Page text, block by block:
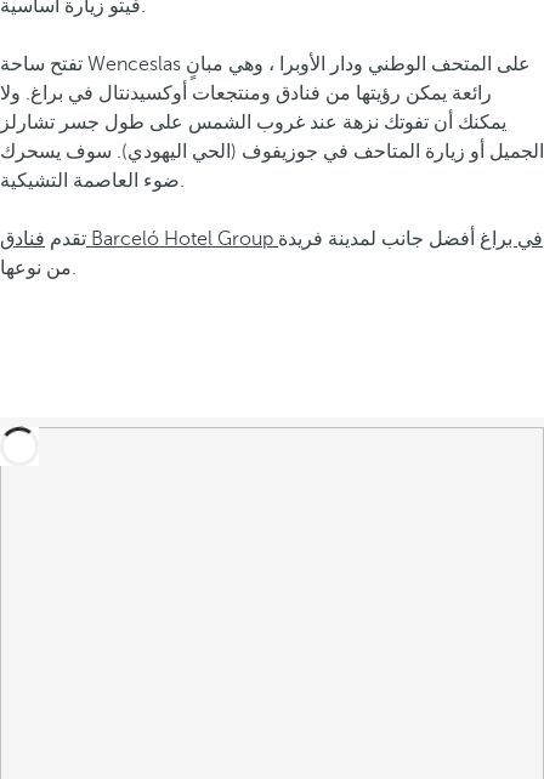
فيتو زيارة أساسية.
تفتح ساحة Wenceslas على المتحف الوطني ودار الأوبرا ، وهي مبانٍ
رائعة يمكن رؤيتها من فنادق ومنتجعات أوكسيدنتال في براغ. ولا
يمكنك أن تفوتك نزهة عند غروب الشمس على طول جسر تشارلز
الجميل أو زيارة المتاحف في جوزيفوف (الحي اليهودي). سوف يسحرك
ضوء العاصمة التشيكية.
تقدم فنادق Barceló Hotel Group في براغ أفضل جانب لمدينة فريدة
من نوعها.